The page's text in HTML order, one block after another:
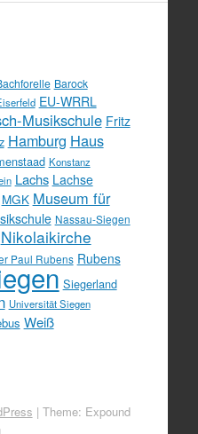
Barock
EU-WRRL
Musikschule Fritz
Hamburg Haus
Konstanz
Lachs Lachse
MGK Museum für
Nassau-Siegen
Nikolaikirche
Paul Rubens Rubens
Siegerland
Universität Siegen
Weiß
| Theme: Expound